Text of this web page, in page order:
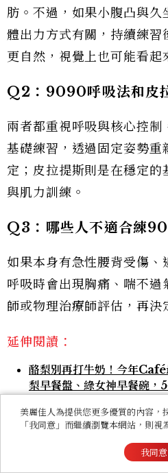
肪。不過，如果小腹凸與久
體出力方式有關，持續練習
更自然，視覺上也可能看起
Q2 ： 9090呼吸法和皮
兩者都重視呼吸與核心控
基礎練習，透過固定姿勢重
定；皮拉提斯則是在穩定的
與肌力訓練。
Q3 ：哪些人不適合練
如果本身有急性腰背受傷、
呼吸時會出現胸痛、喘不過
師或物理治療師評估，再決
延伸閱讀：
酪梨別再打牛奶！今年
梨早餐盤、綠女神早餐碗，
久坐造成「死臀症候群」？
改善小腹、假胯寬一次解決
蒜頭切完要先靜置10分鐘！
欖油」4大功效，正確吃法營
美麗佳人為提供您更多優質的內容，
「我同意」而繼續瀏覽本網站，則視
我同意